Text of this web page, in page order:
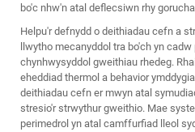
bo'c nhw'n atal deflecsiwn rhy
Helpu'r defnydd o deithiadau cefn a
llwytho mecanyddol tra bo'ch yn
chynhwysyddol gweithiau rhedeg.
eheddiad thermol a behavior
deithiadau cefn er mwyn atal
stresio'r strwythur gweithio. Mae
perimedrol yn atal camffurfiad lleol